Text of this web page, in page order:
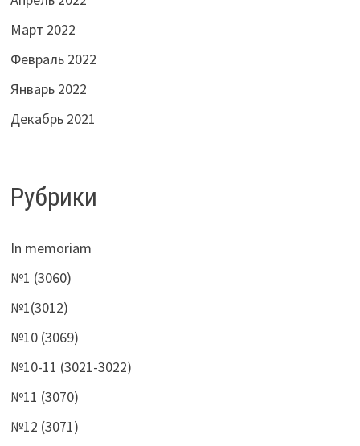
Март 2022
Февраль 2022
Январь 2022
Декабрь 2021
Рубрики
In memoriam
№1 (3060)
№1(3012)
№10 (3069)
№10-11 (3021-3022)
№11 (3070)
№12 (3071)